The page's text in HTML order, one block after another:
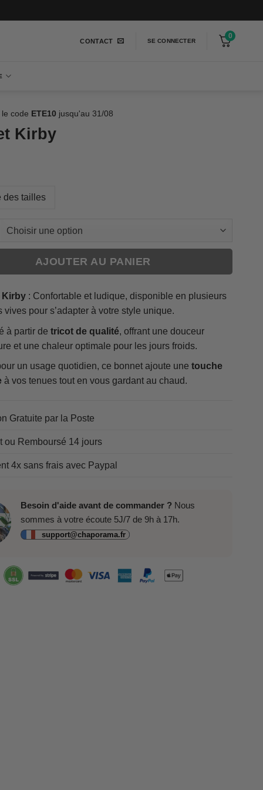
CONTACT SE CONNECTER
0
code ETE10 jusqu'au 31/08
Kirby
des tailles
AJOUTER AU PANIER
Kirby: Confortable et ludique, disponible en plusieurs
vives pour s’adapter à votre style unique.
à partir de tricot de qualité, offrant une douceur
et une chaleur optimale pour les jours froids.
un usage quotidien, ce bonnet ajoute une touche
à vos tenues tout en vous gardant au chaud.
Gratuite par la Poste
ou Remboursé 14 jours
4x sans frais avec Paypal
Besoin d'aide avant de commander ?Nous
sommes à votre écoute 5J/7 de 9h à 17h.
support@chaporama.fr